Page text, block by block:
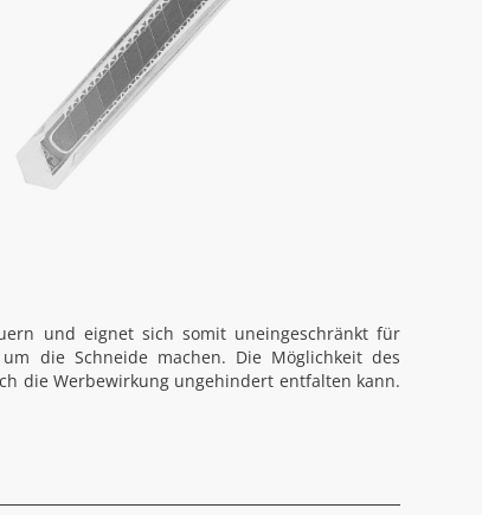
und eignet sich somit uneingeschränkt für
die Schneide machen. Die Möglichkeit des
die Werbewirkung ungehindert entfalten kann.